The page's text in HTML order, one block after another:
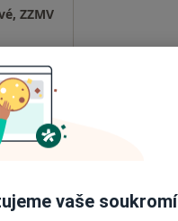
ZZMV
vaše soukromí